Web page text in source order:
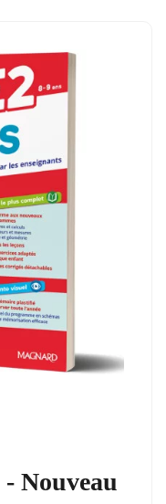
Nouveau